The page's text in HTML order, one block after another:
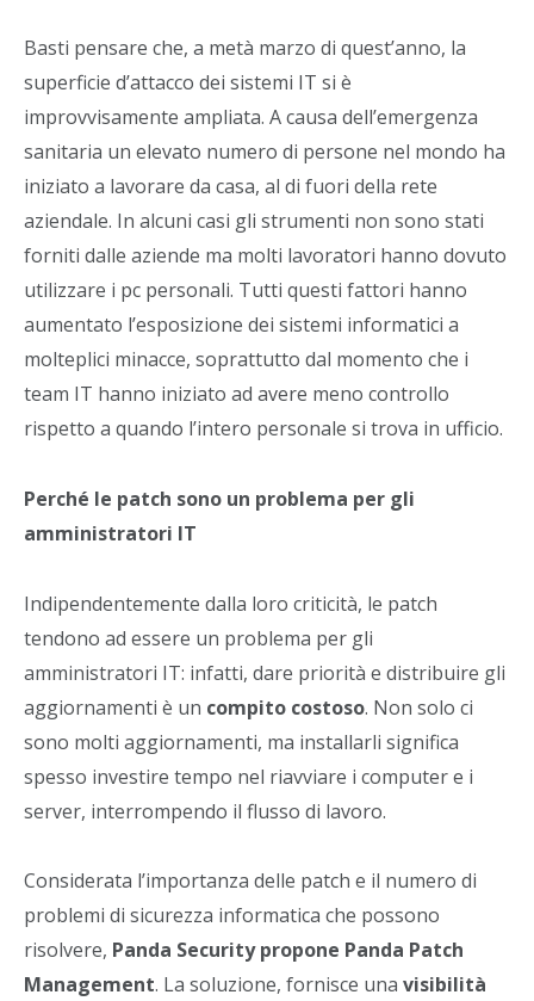
Basti pensare che, a metà marzo di quest’anno, la
superficie d’attacco dei sistemi IT si è
improvvisamente ampliata. A causa dell’emergenza
sanitaria un elevato numero di persone nel mondo ha
iniziato a lavorare da casa, al di fuori della rete
aziendale. In alcuni casi gli strumenti non sono stati
forniti dalle aziende ma molti lavoratori hanno dovuto
utilizzare i pc personali. Tutti questi fattori hanno
aumentato l’esposizione dei sistemi informatici a
molteplici minacce, soprattutto dal momento che i
team IT hanno iniziato ad avere meno controllo
rispetto a quando l’intero personale si trova in ufficio.
Perché le patch sono un problema per gli
amministratori IT
Indipendentemente dalla loro criticità, le patch
tendono ad essere un problema per gli
amministratori IT: infatti, dare priorità e distribuire gli
aggiornamenti è un compito costoso. Non solo ci
sono molti aggiornamenti, ma installarli significa
spesso investire tempo nel riavviare i computer e i
server, interrompendo il flusso di lavoro.
Considerata l’importanza delle patch e il numero di
problemi di sicurezza informatica che possono
risolvere, Panda Security propone Panda Patch
Management. La soluzione, fornisce una visibilità